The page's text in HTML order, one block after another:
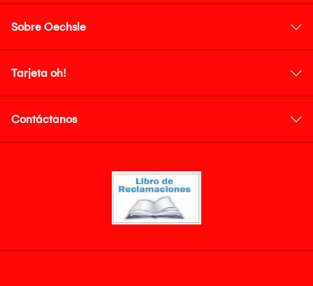
Sobre Oechsle
Tarjeta oh!
Contáctanos